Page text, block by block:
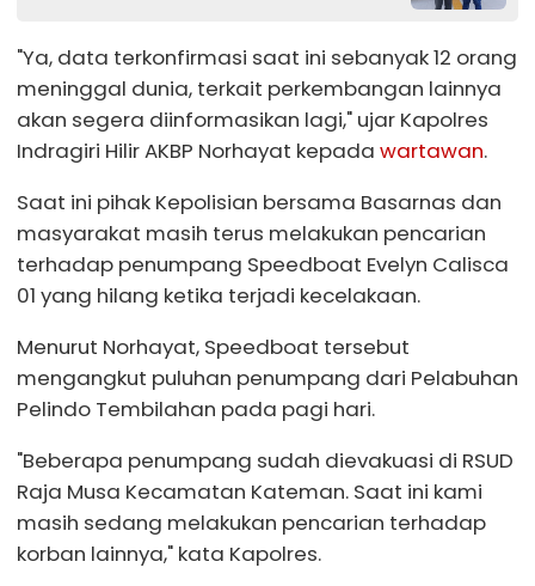
"Ya, data terkonfirmasi saat ini sebanyak 12 orang
meninggal dunia, terkait perkembangan lainnya
akan segera diinformasikan lagi," ujar Kapolres
Indragiri Hilir AKBP Norhayat kepada wartawan.
Saat ini pihak Kepolisian bersama Basarnas dan
masyarakat masih terus melakukan pencarian
terhadap penumpang Speedboat Evelyn Calisca
01 yang hilang ketika terjadi kecelakaan.
Menurut Norhayat, Speedboat tersebut
mengangkut puluhan penumpang dari Pelabuhan
Pelindo Tembilahan pada pagi hari.
"Beberapa penumpang sudah dievakuasi di RSUD
Raja Musa Kecamatan Kateman. Saat ini kami
masih sedang melakukan pencarian terhadap
korban lainnya," kata Kapolres.